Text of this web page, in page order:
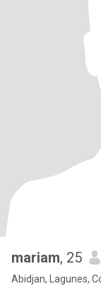
mariam, 25
Abidjan, Lagunes,